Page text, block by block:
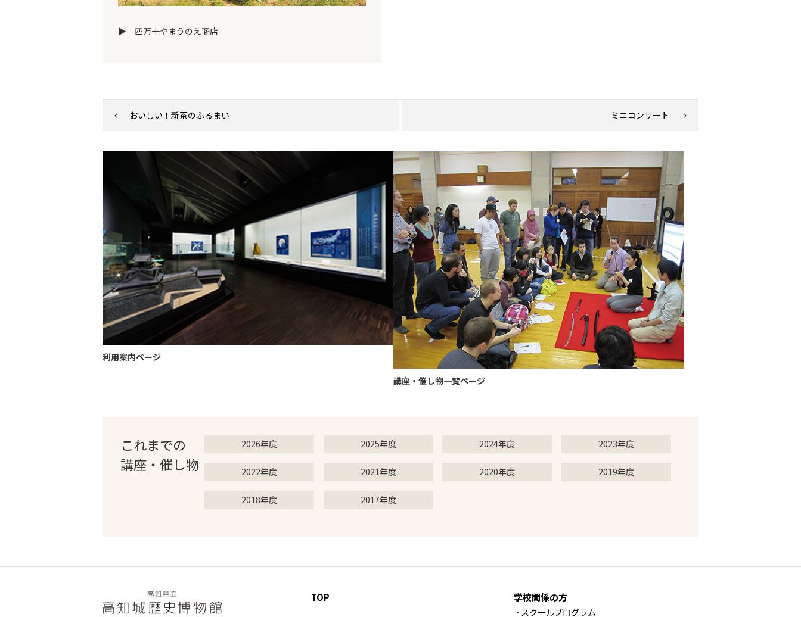
▶ 四万十やまうのえ商店
おいしい！新茶のふるまい ミニコンサート
利用案内ページ
講座・催し物一覧ページ
これまでの
講座・催し物
2026年度 2025年度 2024年度 2023年度
2022年度 2021年度 2020年度 2019年度
2018年度 2017年度
TOP 学校関係の方
スクールプログラム